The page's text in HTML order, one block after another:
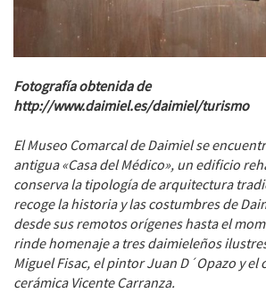
Fotografía obtenida de
http://www.daimiel.es/daimiel/turismo
El Museo Comarcal de Daimiel se
antigua «Casa del Médico», un edificio
conserva la tipología de arquitectura
recoge la historia y las costumbres de
desde sus remotos orígenes hasta el
rinde homenaje a tres daimieleños
Miguel Fisac, el pintor Juan D´Opazo y el
cerámica Vicente Carranza.